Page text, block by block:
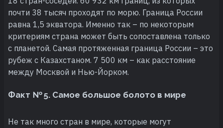
почти 38 тысяч проходят по морю. Граница России
равна 1,5 экватора. Именно так – по некоторым
критериям страна может быть сопоставлена только
с планетой. Самая протяженная граница России – это
рубеж с Казахстаном. 7 500 км – как расстояние
между Москвой и Нью-Йорком.
Факт № 5. Самое большое болото в мире
Не так много стран в мире, которые могут